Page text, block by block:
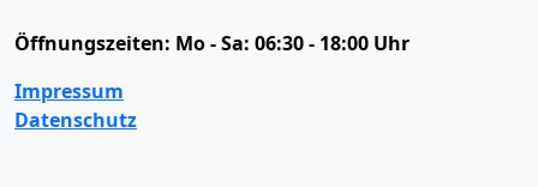
Öffnungszeiten: Mo - Sa: 06:30 - 18:00 Uhr
Impressum
Datenschutz